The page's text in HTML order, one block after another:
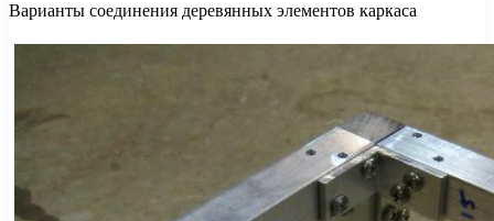
Варианты соединения деревянных элементов каркаса